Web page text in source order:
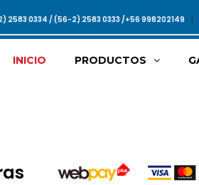
2583 0334 / (56-2) 2583 0333 /+56 998202149
INICIO PRODUCTOS